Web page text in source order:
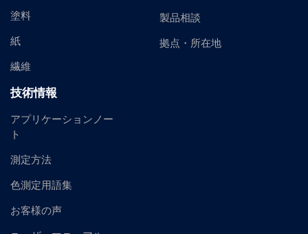
塗料
紙
繊維
技術情報
アプリケーションノー
ト
測定方法
色測定用語集
お客様の声
製品相談
拠点・所在地